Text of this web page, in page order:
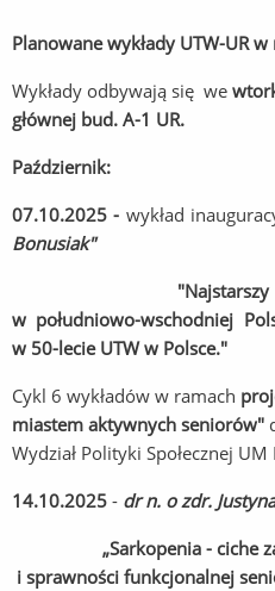
Planowane wykłady UTW-UR
Wykłady odbywają się we
głównej bud. A-1 UR.
Październik:
07.10.2025 - wykład
Bonusiak"
w południowo-wschodniej
w 50-lecie UTW w Polsce."
Cykl 6 wykładów w ramach
miastem aktywnych seniorów"
Wydział Polityki Społecznej UM
14.10.2025 - dr n. ozdr.
„Sarkopenia - ciche
i sprawności funkcjonalnej